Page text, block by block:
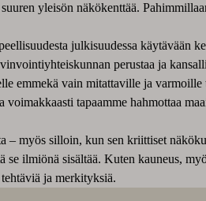
yleisön näkökenttää.
julkisuudessa käytävään
perustaa ja
emmekä vain mitattaville ja
tapaamme hahmottaa
– myös silloin, kun sen kriittiset
ilmiönä sisältää. Kuten kauneus,
ja merkityksiä.